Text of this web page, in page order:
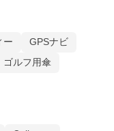
ー
GPSナビ
ゴルフ用傘